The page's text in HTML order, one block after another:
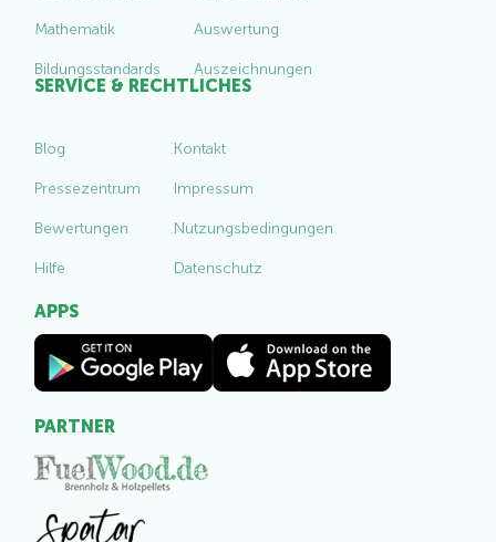
Mathematik
Bildungsstandards
Auswertung
Auszeichnungen
SERVICE & RECHTLICHES
Blog
Pressezentrum
Bewertungen
Hilfe
Kontakt
Impressum
Nutzungsbedingungen
Datenschutz
APPS
PARTNER